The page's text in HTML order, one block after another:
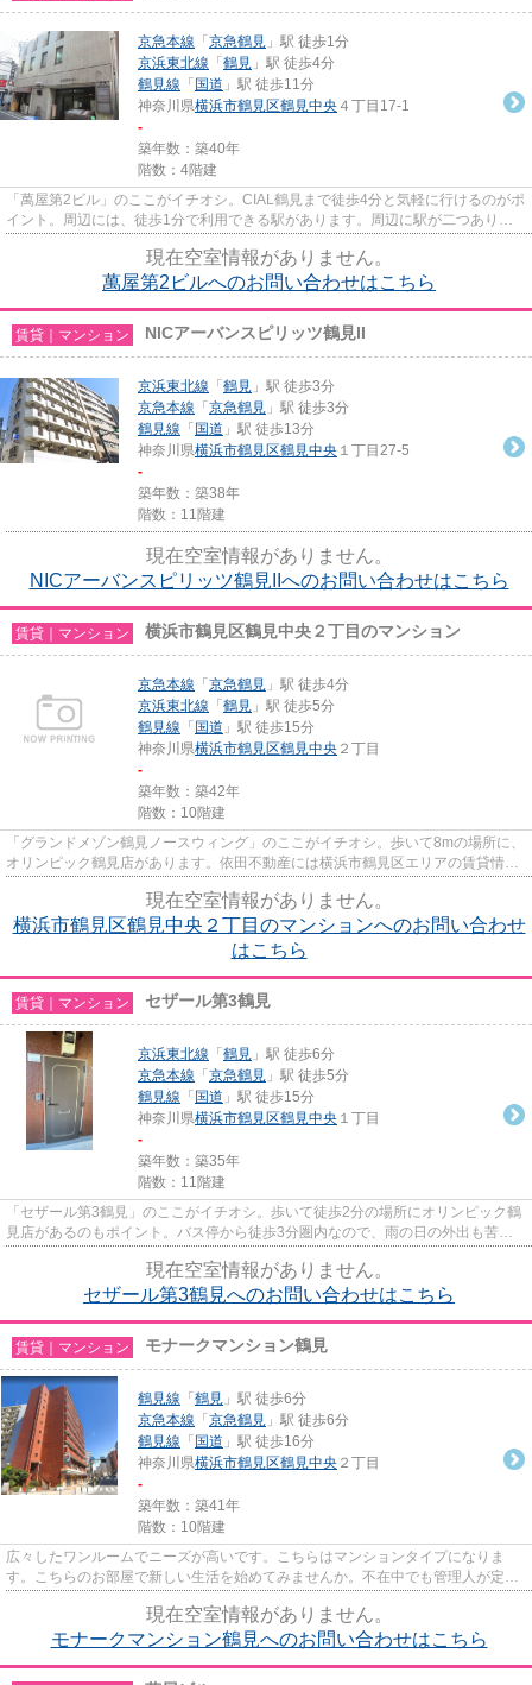
京急本線 「 京急鶴見 」駅 徒歩1分
京浜東北線 「 鶴見 」駅 徒歩4分
鶴見線 「 国道 」駅 徒歩11分
神奈川県横浜市鶴見区鶴見中央 ４丁目17-1
-
築年数：築40年
階数：4階建
「萬屋第2ビル」のここがイチオシ。CIAL鶴見まで徒歩4分と気軽に行けるのがポ
イント。周辺には、徒歩1分で利用できる駅があります。周辺に駅が二つあり、
現在空室情報がありません。
萬屋第2ビルへのお問い合わせはこちら
賃貸｜マンション NICアーバンスピリッツ鶴見II
京浜東北線 「 鶴見 」駅 徒歩3分
京急本線 「 京急鶴見 」駅 徒歩3分
鶴見線 「 国道 」駅 徒歩13分
神奈川県横浜市鶴見区鶴見中央 １丁目27-5
-
築年数：築38年
階数：11階建
現在空室情報がありません。
NICアーバンスピリッツ鶴見IIへのお問い合わせはこちら
賃貸｜マンション 横浜市鶴見区鶴見中央２丁目のマンション
京急本線 「 京急鶴見 」駅 徒歩4分
京浜東北線 「 鶴見 」駅 徒歩5分
鶴見線 「 国道 」駅 徒歩15分
神奈川県横浜市鶴見区鶴見中央 ２丁目
-
築年数：築42年
階数：10階建
「グランドメゾン鶴見ノースウィング」のここがイチオシ。歩いて8mの場所に、
オリンピック鶴見店があります。依田不動産には横浜市鶴見区エリアの賃貸情報
現在空室情報がありません。
横浜市鶴見区鶴見中央２丁目のマンションへのお問い合わせ
はこちら
賃貸｜マンション セザール第3鶴見
京浜東北線 「 鶴見 」駅 徒歩6分
京急本線 「 京急鶴見 」駅 徒歩5分
鶴見線 「 国道 」駅 徒歩15分
神奈川県横浜市鶴見区鶴見中央 １丁目
-
築年数：築35年
階数：11階建
「セザール第3鶴見」のここがイチオシ。歩いて徒歩2分の場所にオリンピック鶴
見店があるのもポイント。バス停から徒歩3分圏内なので、雨の日の外出も苦に
現在空室情報がありません。
セザール第3鶴見へのお問い合わせはこちら
賃貸｜マンション モナークマンション鶴見
鶴見線 「 鶴見 」駅 徒歩6分
京急本線 「 京急鶴見 」駅 徒歩6分
鶴見線 「 国道 」駅 徒歩16分
神奈川県横浜市鶴見区鶴見中央 ２丁目
-
築年数：築41年
階数：10階建
広々したワンルームでニーズが高いです。こちらはマンションタイプになりま
す。こちらのお部屋で新しい生活を始めてみませんか。不在中でも管理人が定期
現在空室情報がありません。
モナークマンション鶴見へのお問い合わせはこちら